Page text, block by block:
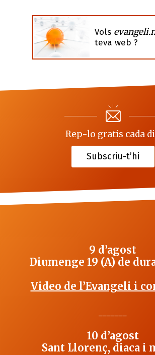
Vols
teva web ?
Rep-lo gratis cada
Subscriu-t’hi
9 d’agost
Diumenge 19 (A) de
Video de l’Evangeli i
10 d’agost
Sant Llorenç, diaca i